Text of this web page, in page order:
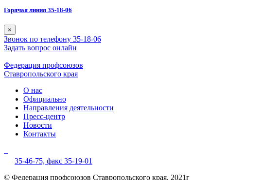
Горячая линия 35-18-06
×
Звонок по телефону 35-18-06
Задать вопрос онлайн
Федерация профсоюзов
Ставропольского края
О нас
Официально
Направления деятельности
Пресс-центр
Новости
Контакты
35-46-75, факс 35-19-01
© Федерация профсоюзов Ставропольского края, 2021г